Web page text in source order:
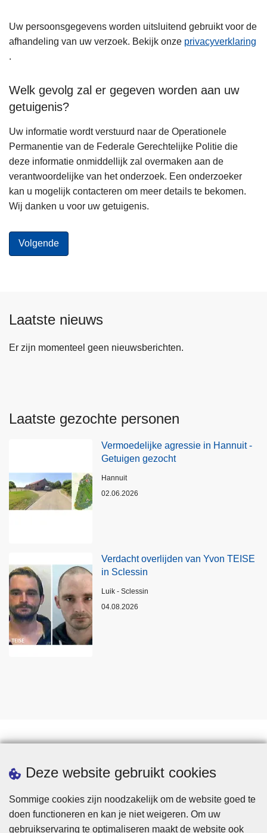
Deze website gebruikt cookies
Sommige cookies zijn noodzakelijk om de website goed te
doen functioneren en kan je niet weigeren. Om uw
gebruikservaring te optimaliseren maakt de website ook
Uw persoonsgegevens worden uitsluitend gebruikt voor de
afhandeling van uw verzoek. Bekijk onze privacyverklaring
.
Welk gevolg zal er gegeven worden aan uw
getuigenis?
Uw informatie wordt verstuurd naar de Operationele
Permanentie van de Federale Gerechtelijke Politie die
deze informatie onmiddellijk zal overmaken aan de
verantwoordelijke van het onderzoek. Een onderzoeker
kan u mogelijk contacteren om meer details te bekomen.
Wij danken u voor uw getuigenis.
Laatste nieuws
Er zijn momenteel geen nieuwsberichten.
Laatste gezochte personen
Vermoedelijke agressie in Hannuit -
Getuigen gezocht
Plaats
Hannuit
02.06.2026
Verdacht overlijden van Yvon TEISE
in Sclessin
Plaats
Luik - Sclessin
04.08.2026